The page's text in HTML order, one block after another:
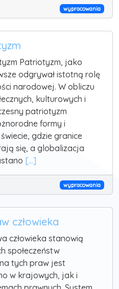
wypracowania
Patriotyzm, jako
odgrywał istotną rolę
narodowej. W obliczu
kulturowych i
patriotyzm
formy i
gdzie granice
się, a globalizacja
[...]
wypracowania
człowieka
człowieka stanowią
społeczeństw
tych praw jest
w krajowych, jak i